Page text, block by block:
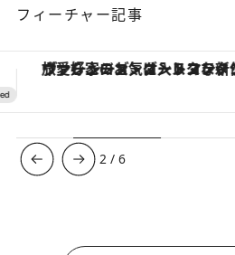
フィーチャー記事
「大事なのは地域の意識を変
3 /6